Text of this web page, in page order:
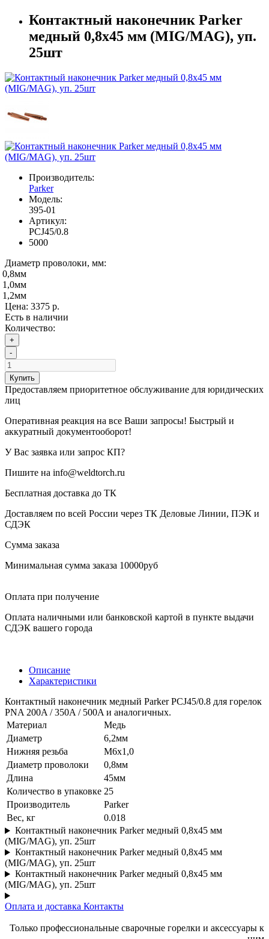
Контактный наконечник Parker
медный 0,8x45 мм (MIG/MAG), уп.
25шт
Производитель:
Parker
Модель:
395-01
Артикул:
PCJ45/0.8
5000
Диаметр проволоки, мм:
0,8мм
1,0мм
1,2мм
Цена: 3375 р.
Есть в наличии
Количество:
+
-
Купить
Предоставляем приоритетное обслуживание для юридических
лиц
Оперативная реакция на все Ваши запросы! Быстрый и
аккуратный документооборот!
У Вас заявка или запрос КП?
Пишите на info@weldtorch.ru
Бесплатная доставка до ТК
Доставляем по всей России через ТК Деловые Линии, ПЭК и
СДЭК
Сумма заказа
Минимальная сумма заказа 10000руб
Оплата при получение
Оплата наличными или банковской картой в пункте выдачи
СДЭК вашего города
Описание
Характеристики
Контактный наконечник медный Parker PCJ45/0.8 для горелок
PNA 200A / 350A / 500A и аналогичных.
Материал
Медь
Диаметр
6,2мм
Нижняя резьба
М6x1,0
Диаметр проволоки
0,8мм
Длина
45мм
Количество в упаковке 25
Производитель
Parker
Вес, кг
0.018
Контактный наконечник Parker медный 0,8x45 мм
(MIG/MAG), уп. 25шт
Контактный наконечник Parker медный 0,8x45 мм
(MIG/MAG), уп. 25шт
Контактный наконечник Parker медный 0,8x45 мм
(MIG/MAG), уп. 25шт
Оплата и доставка Контакты
Только профессиональные сварочные горелки и аксессуары к